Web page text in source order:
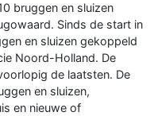
bruggen en sluizen
Sinds de start in
en sluizen gekoppeld
Noord-Holland. De
de laatsten. De
en sluizen,
en nieuwe of